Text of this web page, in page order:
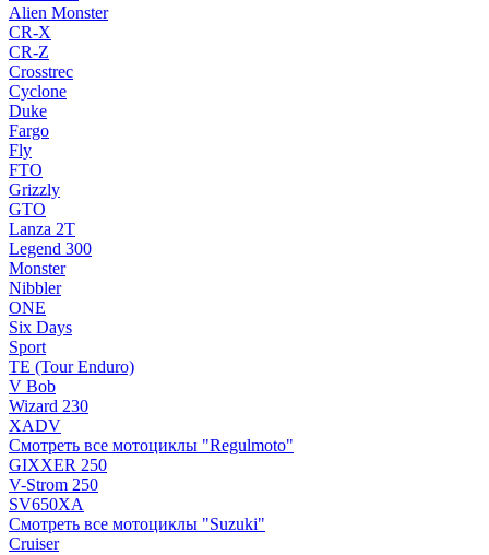
Alien Monster
CR-X
CR-Z
Crosstrec
Cyclone
Duke
Fargo
Fly
FTO
Grizzly
GTO
Lanza 2T
Legend 300
Monster
Nibbler
ONE
Six Days
Sport
TE (Tour Enduro)
V Bob
Wizard 230
XADV
Смотреть все мотоциклы "Regulmoto"
GIXXER 250
V-Strom 250
SV650XA
Смотреть все мотоциклы "Suzuki"
Cruiser